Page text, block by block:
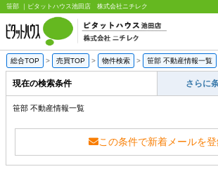
笹部 ｜ピタットハウス池田店 株式会社ニチレク
総合TOP > 売買TOP > 物件検索 > 笹部 不動産情報一覧
現在の検索条件 さらに
笹部 不動産情報一覧
この条件で新着メールを